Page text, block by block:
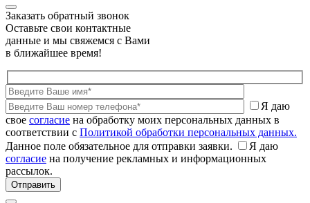
Заказать обратный звонок
Оставьте свои контактные
данные и мы свяжемся с Вами
в ближайшее время!
Я даю
свое согласие на обработку моих персональных данных в
соответствии с Политикой обработки персональных данных.
Данное поле обязательное для отправки заявки.
Я даю
согласие на получение рекламных и информационных
рассылок.